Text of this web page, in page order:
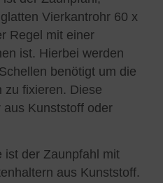
Vierkantrohr 60 x
Regel mit einer
ist. Hierbei werden
benötigt um die
zu fixieren. Diese
Kunststoff oder
ist der Zaunpfahl mit
aus Kunststoff.